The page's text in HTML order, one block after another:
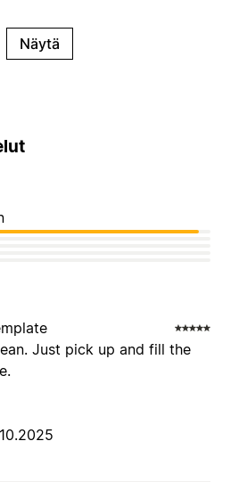
Näytä
Just pick up and fill the